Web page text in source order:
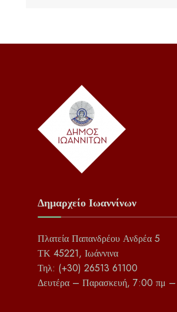
Δημαρχείο Ιωαννίνων
Πλατεία Παπανδρέου Ανδρέα 5
ΤΚ 45221, Ιωάννινα
Τηλ: (+30) 26513 61100
Δευτέρα – Παρασκευή, 7:00 πμ